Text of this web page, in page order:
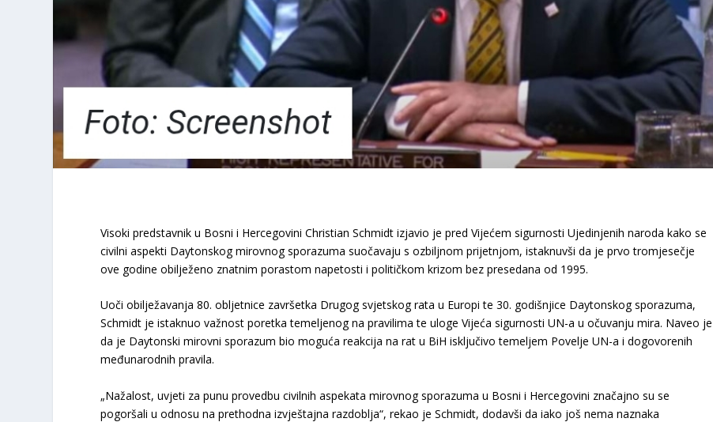
Visoki predstavnik u Bosni i Hercegovini Christian Schmidt izjavio je pred Vijećem sigurnosti Ujedinjenih naroda kako se
civilni aspekti Daytonskog mirovnog sporazuma suočavaju s ozbiljnom prijetnjom, istaknuvši da je prvo tromjesečje
ove godine obilježeno znatnim porastom napetosti i političkom krizom bez presedana od 1995.
Uoči obilježavanja 80. obljetnice završetka Drugog svjetskog rata u Europi te 30. godišnjice Daytonskog sporazuma,
Schmidt je istaknuo važnost poretka temeljenog na pravilima te uloge Vijeća sigurnosti UN-a u očuvanju mira. Naveo je
da je Daytonski mirovni sporazum bio moguća reakcija na rat u BiH isključivo temeljem Povelje UN-a i dogovorenih
međunarodnih pravila.
„Nažalost, uvjeti za punu provedbu civilnih aspekata mirovnog sporazuma u Bosni i Hercegovini značajno su se
pogoršali u odnosu na prethodna izvještajna razdoblja“, rekao je Schmidt, dodavši da iako još nema naznaka